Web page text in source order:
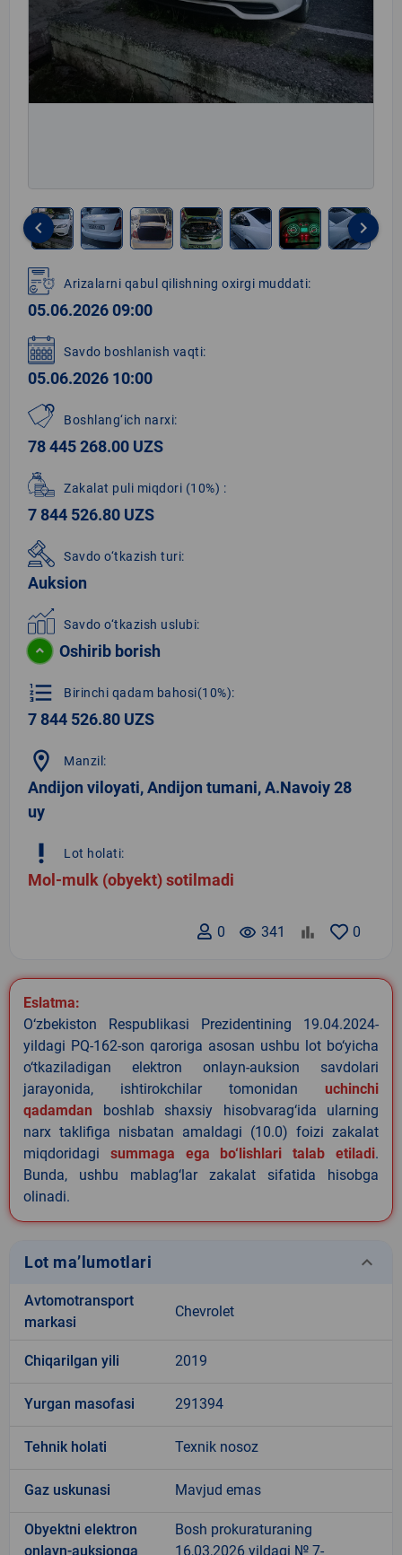
1
of
8
keyboard_arrow_left keyboard_arrow_right
Arizalarni qabul qilishning oxirgi muddati:
05.06.2026 09:00
Savdo boshlanish vaqti:
05.06.2026 10:00
Boshlang‘ich narxi:
78 445 268.00 UZS
Zakalat puli miqdori (10%) :
7 844 526.80 UZS
Savdo o‘tkazish turi:
Auksion
Savdo o‘tkazish uslubi:
Oshirib borish
format_list_numbered Birinchi qadam bahosi(10%):
7 844 526.80 UZS
location_on Manzil:
Andijon viloyati, Andijon tumani, A.Navoiy 28
uy
priority_high Lot holati:
Mol-mulk (obyekt) sotilmadi
0
remove_red_eye 341
0
Eslatma:
O‘zbekiston Respublikasi Prezidentining 19.04.2024-
yildagi PQ-162-son qaroriga asosan ushbu lot bo‘yicha
o‘tkaziladigan elektron onlayn-auksion savdolari
jarayonida, ishtirokchilar tomonidan uchinchi
qadamdan boshlab shaxsiy hisobvarag‘ida ularning
narx taklifiga nisbatan amaldagi (10.0) foizi zakalat
miqdoridagi summaga ega bo‘lishlari talab etiladi.
Bunda, ushbu mablag‘lar zakalat sifatida hisobga
olinadi.
Lot ma’lumotlari keyboard_arrow_down
Avtomotransport
markasi
Chevrolet
Chiqarilgan yili 2019
Yurgan masofasi 291394
Tehnik holati Texnik nosoz
Gaz uskunasi Mavjud emas
Obyektni elektron
onlayn-auksionga
Bosh prokuraturaning
16,03,2026 yildagi № 7-